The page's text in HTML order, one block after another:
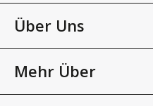
Über Uns
Mehr Über